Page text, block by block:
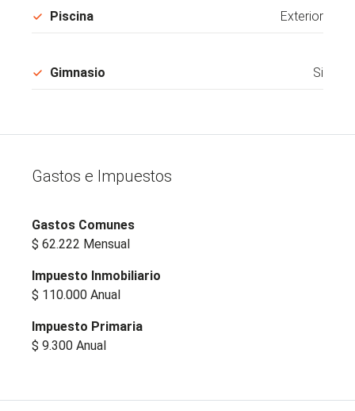
Piscina Exterior
Gimnasio Si
Gastos e Impuestos
Gastos Comunes
$ 62.222 Mensual
Impuesto Inmobiliario
$ 110.000 Anual
Impuesto Primaria
$ 9.300 Anual